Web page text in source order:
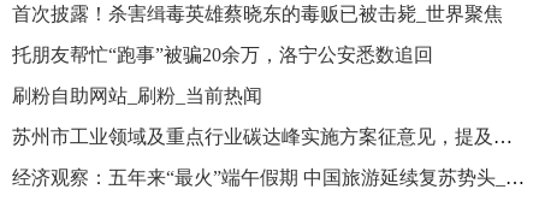
首次披露！杀害缉毒英雄蔡晓东的毒贩已被击毙_世界聚焦
托朋友帮忙“跑事”被骗20余万，洛宁公安悉数追回
刷粉自助网站_刷粉_当前热闻
苏州市工业领域及重点行业碳达峰实施方案征意见，提及集成电路产业
经济观察：五年来“最火”端午假期 中国旅游延续复苏势头_今头条